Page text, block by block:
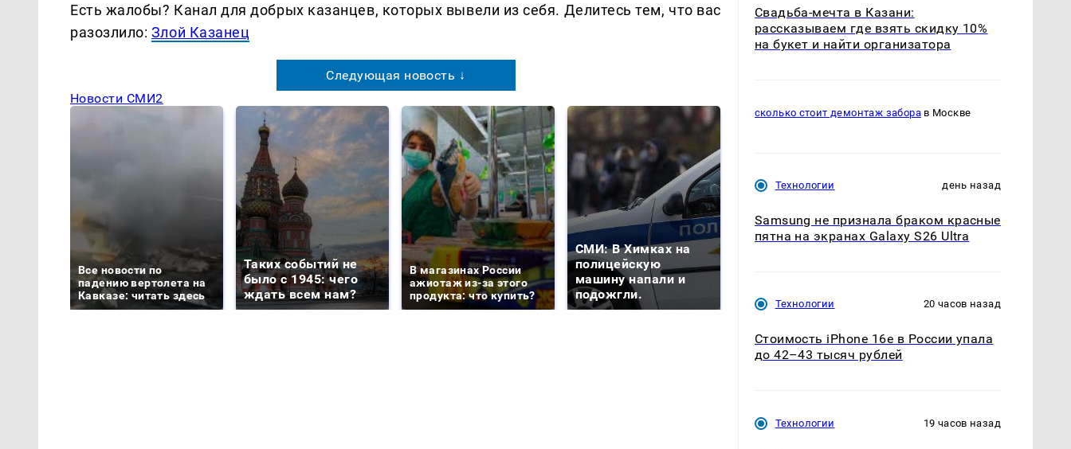
Есть жалобы? Канал для добрых казанцев, которых вывели из себя. Делитеcь тем, что вас
разозлило: Злой Казанец
Следующая новость ↓
Новости СМИ2
Все новости по
падению вертолета на
Кавказе: читать здесь
Таких событий не
было с 1945: чего
ждать всем нам?
В магазинах России
ажиотаж из-за этого
продукта: что купить?
СМИ: В Химках на
полицейскую
машину напали и
подожгли.
Кавказе: смотреть
Свадьба-мечта в Казани:
рассказываем где взять скидку 10%
на букет и найти организатора
сколько стоит демонтаж заборав Москве
Технологии день назад
Samsung не признала браком красные
пятна на экранах Galaxy S26 Ultra
Технологии 20 часов назад
Стоимость iPhone 16e в России упала
до 42–43 тысяч рублей
Технологии 19 часов назад